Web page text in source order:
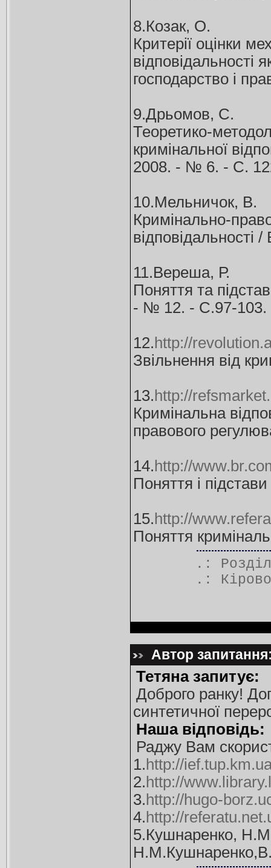
8.Козак, О.
Критерії оцінки
відповідальності
господарство і
9.Дрьомов, С.
Теоретико-
кримінальної
2008. - № 6. - С.
10.Мельничок, В.
Кримінально-
11.Вереша, Р.
Поняття та
- № 12. - С.97-103. -
12. http://
Звільнення від
13. http://
Кримінальна
правового
14. http://
Поняття і
15. http://
Поняття
.:
.:
Автор
Тетяна запитує:
Доброго ранку!
синтетичної
Наша відповідь:
Раджу Вам
1. http://
2. http://
3. http://hugo-
4. http://
5.Кушнаренко, Н.М.